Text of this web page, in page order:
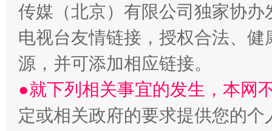
揭批美国五大"原罪" "炒
传媒（北京）有限公司独家协
电视台友情链接，授权合法、
源，并可添加相应链接。
●就下列相关事宜的发生，本网
定或相关政府的要求提供您的个